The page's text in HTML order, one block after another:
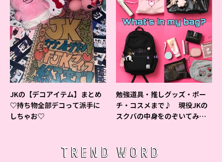
JKの【デコアイテム】まとめ
♡持ち物全部デコって派手に
しちゃお♡
勉強道具・推しグッズ・ポー
チ・コスメまで♪ 現役JKの
スクバの中身をのぞいてみ
TREND WORD